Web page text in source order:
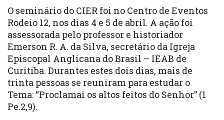
O seminário do CIER foi no Centro de Eventos
Rodeio 12, nos dias 4 e 5 de abril. A ação foi
assessorada pelo professor e historiador
Emerson R. A. da Silva, secretário da Igreja
Episcopal Anglicana do Brasil – IEAB de
Curitiba. Durantes estes dois dias, mais de
trinta pessoas se reuniram para estudar o
Tema: “Proclamai os altos feitos do Senhor” (1
Pe.2,9).